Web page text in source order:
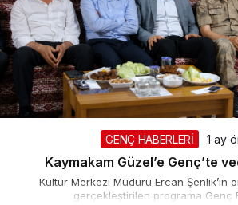
GENÇ HABERLERİ 1 ay
Kaymakam Güzel’e Genç’te
Kültür Merkezi Müdürü Ercan Şenlik’in
gerçekleştirilen programa Genç